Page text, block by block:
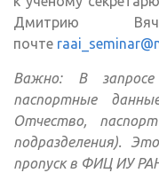
Дмитрию
почте
Важно: В
паспортные
Отчество,
подразделения).
пропуск в ФИЦ ИУ